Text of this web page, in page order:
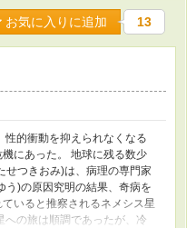
お気に入りに追加 13
性的衝動を抑えられなくなる
にあった。 地球に残る数少
せつきおみ)は、病理の専門家
う)の原因究明の結果、奇病を
いると推察されるネメシス星
への旅は順調であったが、冷